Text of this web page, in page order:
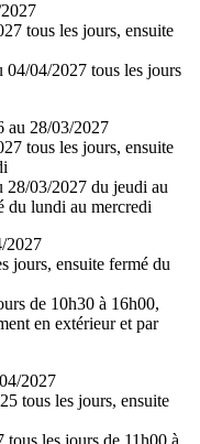
tous les jours, ensuite
04/2027 tous les jours
au 28/03/2027
tous les jours, ensuite
28/03/2027 du jeudi au
du lundi au mercredi
2027
jours, ensuite fermé du
de 10h30 à 16h00,
en extérieur et par
2027
tous les jours, ensuite
les jours de 11h00 à